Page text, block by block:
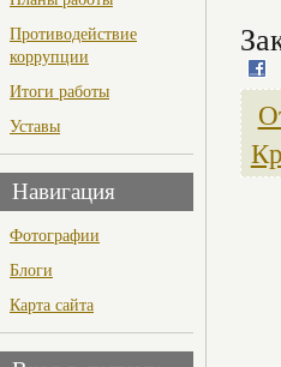
Противодействие
коррупции
Итоги работы
Уставы
Навигация
Фотографии
Блоги
Карта сайта